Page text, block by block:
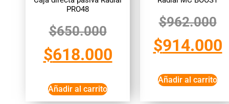
PRO48
$650.000
$618.000
Añadir al carrito
$962.000
$914.000
Añadir al carrito